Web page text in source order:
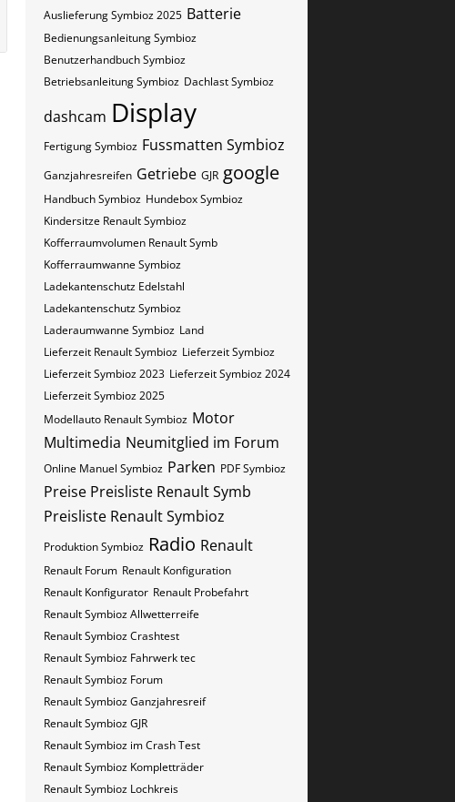
Auslieferung Symbioz 2025 Batterie
Bedienungsanleitung Symbioz
Benutzerhandbuch Symbioz
Betriebsanleitung Symbioz Dachlast Symbioz
dashcam Display
Fertigung Symbioz Fussmatten Symbioz
Ganzjahresreifen Getriebe GJR google
Handbuch Symbioz Hundebox Symbioz
Kindersitze Renault Symbioz
Kofferraumvolumen Renault Symb
Kofferraumwanne Symbioz
Ladekantenschutz Edelstahl
Ladekantenschutz Symbioz
Laderaumwanne Symbioz Land
Lieferzeit Renault Symbioz Lieferzeit Symbioz
Lieferzeit Symbioz 2023 Lieferzeit Symbioz 2024
Lieferzeit Symbioz 2025
Modellauto Renault Symbioz Motor
Multimedia Neumitglied im Forum
Online Manuel Symbioz Parken PDF Symbioz
Preise Preisliste Renault Symb
Preisliste Renault Symbioz
Produktion Symbioz Radio Renault
Renault Forum Renault Konfiguration
Renault Konfigurator Renault Probefahrt
Renault Symbioz Allwetterreife
Renault Symbioz Crashtest
Renault Symbioz Fahrwerk tec
Renault Symbioz Forum
Renault Symbioz Ganzjahresreif
Renault Symbioz GJR
Renault Symbioz im Crash Test
Renault Symbioz Kompletträder
Renault Symbioz Lochkreis